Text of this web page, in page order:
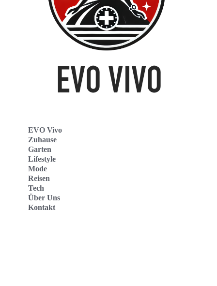
EVO Vivo
Zuhause
Garten
Lifestyle
Mode
Reisen
Tech
Über Uns
Kontakt